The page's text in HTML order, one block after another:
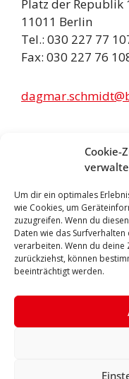
Cookie-
Um dir ein optimales
wie Cookies, um
zuzugreifen. Wenn du
Daten wie das
verarbeiten. Wenn du
zurückziehst, können
beeinträchtigt werden.
Platz der Republik
11011 Berlin
Tel.: 030 227 77
Fax: 030 227 76
Presseanfragen:
06441 209 25 25
Pressebilder